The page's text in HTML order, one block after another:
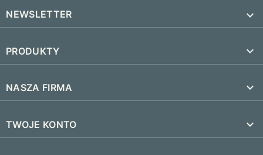
NEWSLETTER 
PRODUKTY 
NASZA FIRMA 
Regulamin
TWOJE KONTO 